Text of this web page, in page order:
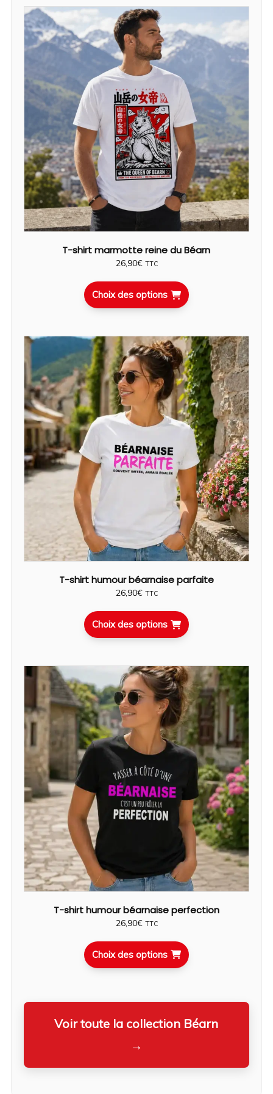
Nos créations font l’objet d’une surveillance régulière. Toute
reproduction non autorisée pourra faire l’objet d’une demande de
retrait (DMCA), d’un signalement auprès des hébergeurs, moteurs
de recherche et plateformes concernées, ainsi que des actions
prévues par la législation en vigueur.
T-shirt marmotte reine du Béarn
26,90€ TTC
Choix des options
T-shirt humour béarnaise parfaite
26,90€ TTC
Choix des options
T-shirt humour béarnaise perfection
26,90€ TTC
Choix des options
Voir toute la collection Béarn
→